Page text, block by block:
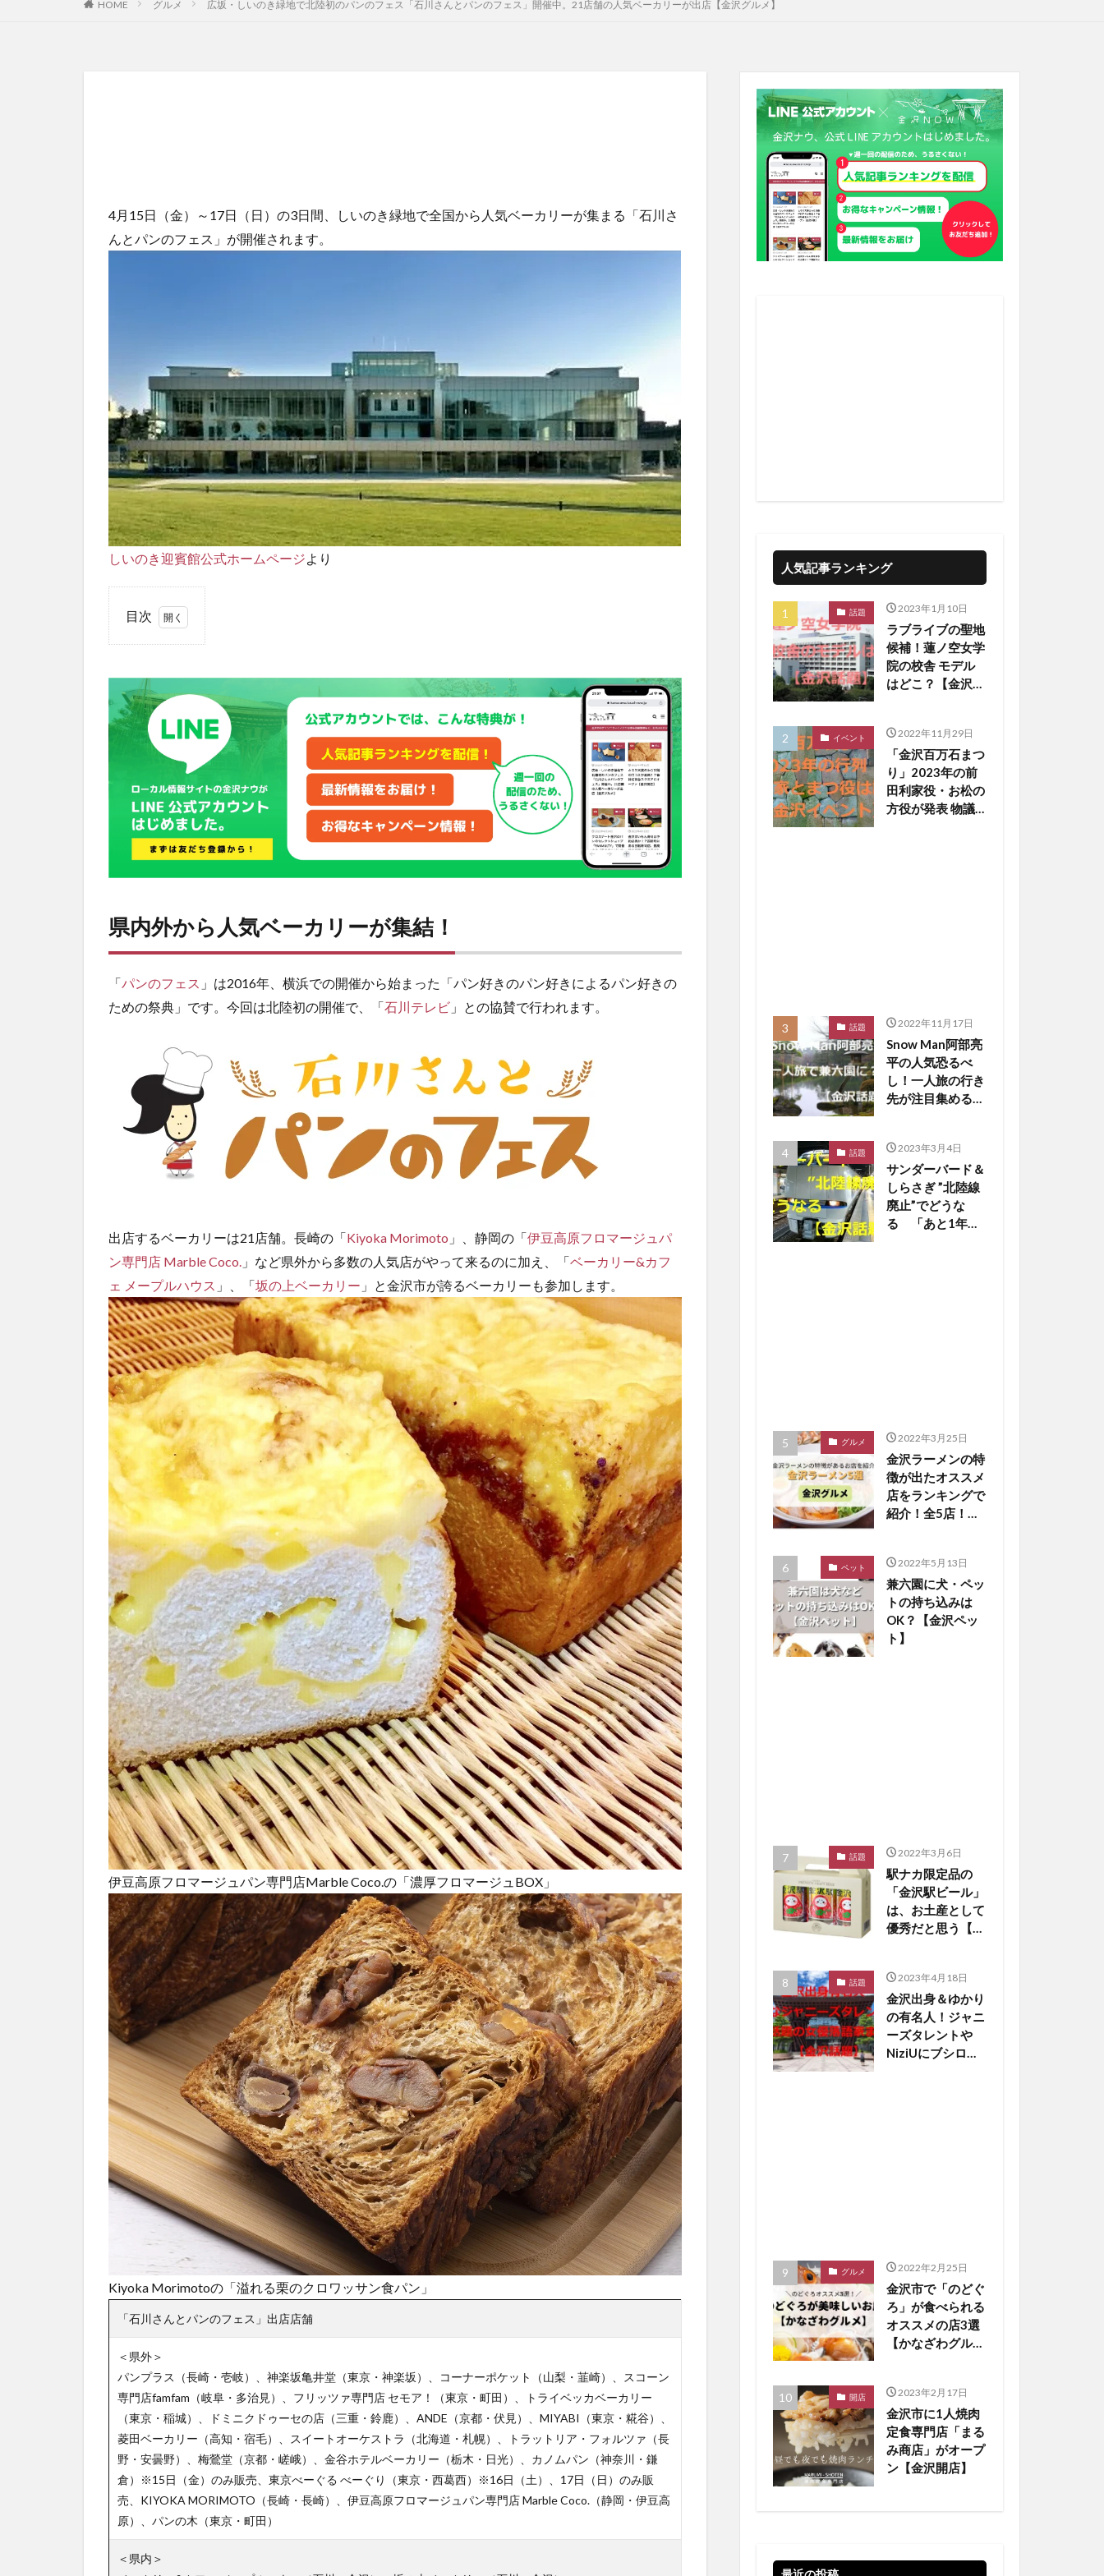
HOME グルメ 広坂・しいのき緑地で北陸初のパンのフェス「石川さんとパンのフェス」開催中。21店舗の人気ベーカリーが出店【金沢グルメ】
4月15日（金）～17日（日）の3日間、しいのき緑地で全国から人気ベーカリーが集まる「石川さ
んとパンのフェス」が開催されます。
しいのき迎賓館公式ホームページ より
目次
外か
ら人
気ベ
ーカ
2
金沢
つ星
フラ
料理
店と
ルジ
ュら
が作
の特
産を
使っ
たパ
ま
で
の
ア
ク
セ
ス
県内外から人気ベーカリーが集結！
「パンのフェス 」は2016年、横浜での開催から始まった「パン好きのパン好きによるパン好きの
ための祭典」です。今回は北陸初の開催で、「石川テレビ 」との協賛で行われます。
出店するベーカリーは21店舗。長崎の「Kiyoka Morimoto 」、静岡の「伊豆高原フロマージュパ
ン専門店 Marble Coco. 」など県外から多数の人気店がやって来るのに加え、「ベーカリー&カフ
ェ メープルハウス 」、「坂の上ベーカリー 」と金沢市が誇るベーカリーも参加します。
伊豆高原フロマージュパン専門店Marble Coco.の「濃厚フロマージュBOX」
Kiyoka Morimotoの「溢れる栗のクロワッサン食パン」
「石川さんとパンのフェス」出店店舗
＜県外＞
パンプラス（長崎・壱岐）、神楽坂亀井堂（東京・神楽坂）、コーナーポケット（山梨・韮崎）、スコーン
専門店famfam（岐阜・多治見）、フリッツァ専門店 セモア！（東京・町田）、トライベッカベーカリー
（東京・稲城）、ドミニクドゥーセの店（三重・鈴鹿）、ANDE（京都・伏見）、MIYABI（東京・糀谷）、
菱田ベーカリー（高知・宿毛）、スイートオーケストラ（北海道・札幌）、トラットリア・フォルツァ（長
野・安曇野）、梅鶯堂（京都・嵯峨）、金谷ホテルベーカリー（栃木・日光）、カノムパン（神奈川・鎌
倉）※15日（金）のみ販売、東京べーぐる べーぐり（東京・西葛西）※16日（土）、17日（日）のみ販
売、KIYOKA MORIMOTO（長崎・長崎）、伊豆高原フロマージュパン専門店 Marble Coco.（静岡・伊豆高
原）、パンの木（東京・町田）
＜県内＞
人気記事ランキング
話題 2023年1月10日
ラブライブの聖地
候補！蓮ノ空女学
院の校舎 モデル
はどこ？【金沢話
イベント 2022年11月29日
「金沢百万石まつ
り」2023年の前
田利家役・お松の
方役が発表 物議
話題 2022年11月17日
Snow Man阿部亮
平の人気恐るべ
し！一人旅の行き
先が注目集める
話題 2023年3月4日
サンダーバード＆
しらさぎ ”北陸線
廃止”でどうな
る 「あと1年
グルメ 2022年3月25日
金沢ラーメンの特
徴が出たオススメ
店をランキングで
紹介！全5店！
ペット 2022年5月13日
兼六園に犬・ペッ
トの持ち込みは
OK？【金沢ペッ
ト】
話題 2022年3月6日
駅ナカ限定品の
「金沢駅ビール」
は、お土産として
優秀だと思う【か
話題 2023年4月18日
金沢出身＆ゆかり
の有名人！ジャニ
ーズタレントや
NiziUにブシロー
グルメ 2022年2月25日
金沢市で「のどぐ
ろ」が食べられる
オススメの店3選
【かなざわグルメ
開店 2023年2月17日
金沢市に1人焼肉
定食専門店「まる
み商店」がオープ
ン【金沢開店】